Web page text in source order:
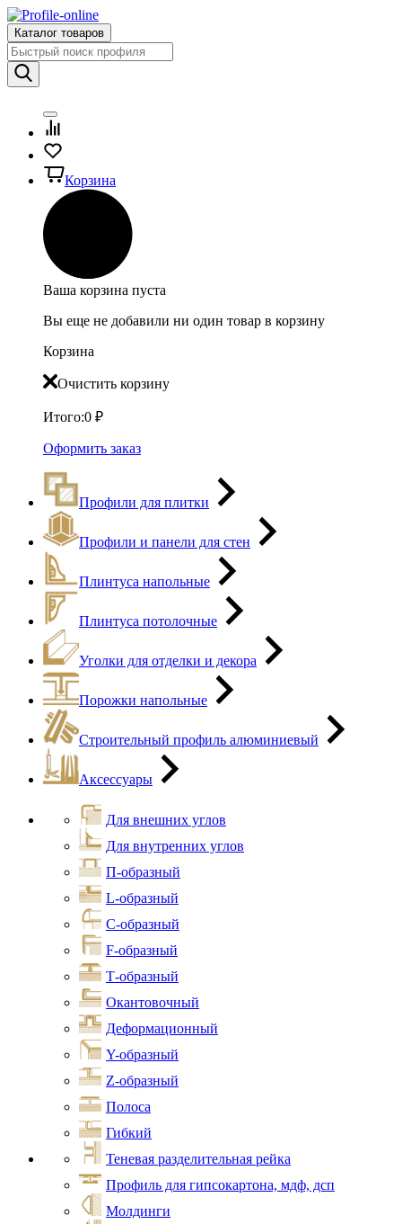
Каталог товаров
Корзина
Ваша корзина пуста
Вы еще не добавили ни один товар в корзину
Корзина
Очистить корзину
Итого:0 ₽
Оформить заказ
Профили для плитки
Профили и панели для стен
Плинтуса напольные
Плинтуса потолочные
Уголки для отделки и декора
Порожки напольные
Строительный профиль алюминиевый
Аксессуары
Для внешних углов
Для внутренних углов
П-образный
L-образный
С-образный
F-образный
Т-образный
Окантовочный
Деформационный
Y-образный
Z-образный
Полоса
Гибкий
Теневая разделительная рейка
Профиль для гипсокартона, мдф, дсп
Молдинги